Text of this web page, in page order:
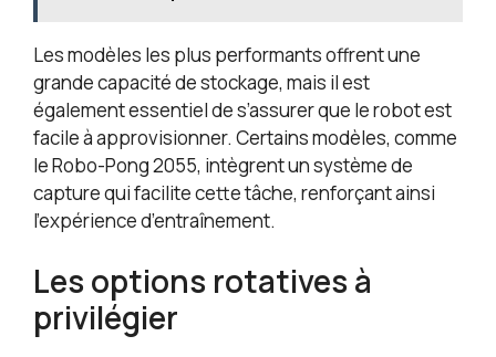
Les modèles les plus performants offrent une
grande capacité de stockage, mais il est
également essentiel de s’assurer que le robot est
facile à approvisionner. Certains modèles, comme
le Robo-Pong 2055, intègrent un système de
capture qui facilite cette tâche, renforçant ainsi
l’expérience d’entraînement.
Les options rotatives à
privilégier